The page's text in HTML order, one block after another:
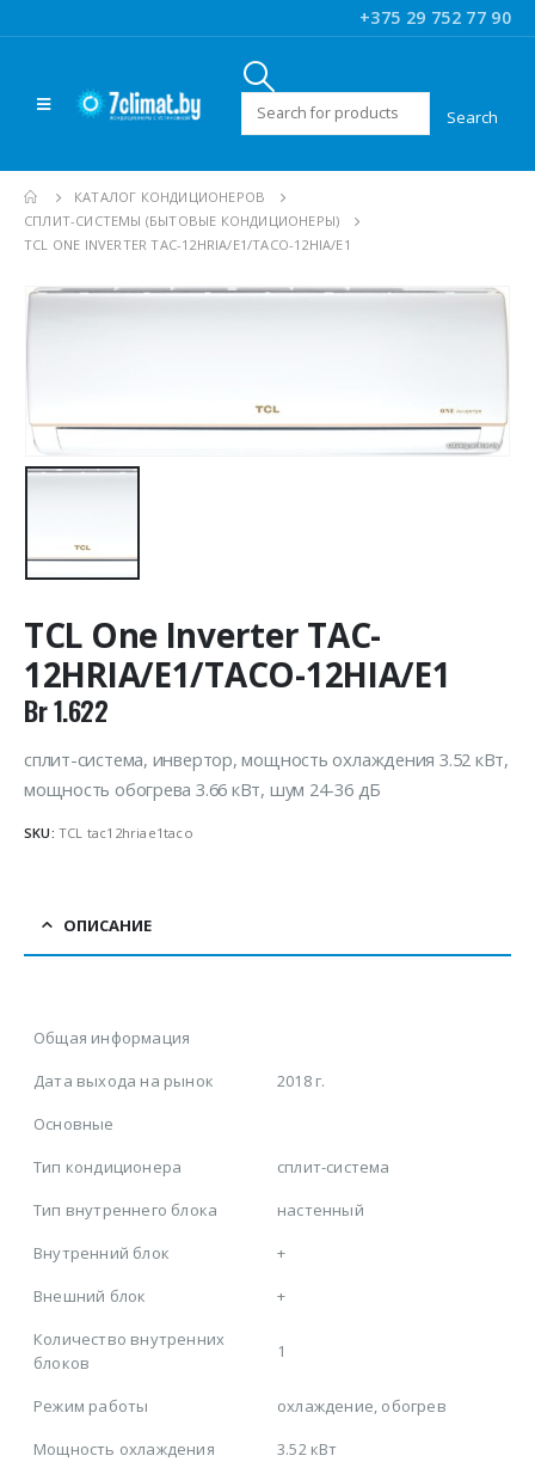
+375 29 752 77 90
Искать:
КАТАЛОГ КОНДИЦИОНЕРОВ
CПЛИТ-СИСТЕМЫ (БЫТОВЫЕ КОНДИЦИОНЕРЫ)
TCL ONE INVERTER TAC-12HRIA/E1/TACO-12HIA/E1
TCL One Inverter TAC-
12HRIA/E1/TACO-12HIA/E1
Br1.622
сплит-система, инвертор, мощность охлаждения 3.52 кВт,
мощность обогрева 3.66 кВт, шум 24-36 дБ
SKU: TCL tac12hriae1taco
ОПИСАНИЕ
Общая информация
Дата выхода на рынок
2018 г.
Основные
Тип кондиционера
сплит-система
Тип внутреннего блока
настенный
Внутренний блок
+
Внешний блок
+
Количество внутренних
блоков
1
Режим работы
охлаждение, обогрев
Мощность охлаждения
3.52 кВт